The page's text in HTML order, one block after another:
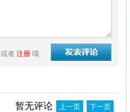
或者 注册 哦
暂无评论 上一页 下一页